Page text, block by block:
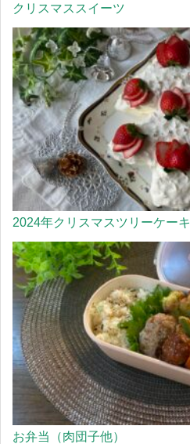
クリスマススイーツ
2024年クリスマスツリーケーキ
お弁当（肉団子他）